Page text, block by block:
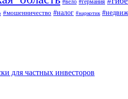
#вело #германия
#мошенничество #налог #наркотик
для частных инвесторов